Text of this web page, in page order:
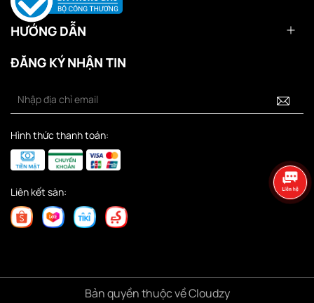
HƯỚNG DẪN
ĐĂNG KÝ NHẬN TIN
Hình thức thanh toán:
Liên kết sàn:
Bản quyền thuộc về Cloudzy